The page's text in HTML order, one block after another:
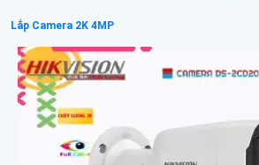
Lắp Camera 2K 4MP